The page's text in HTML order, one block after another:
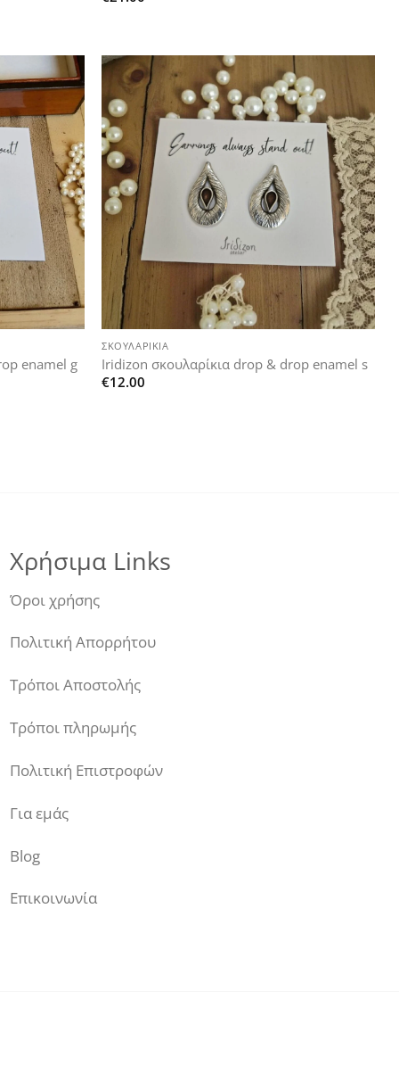
wishlist
enamel g
Add to
wishlist
ΣΚΟΥΛΑΡΊΚΙΑ
Iridizon σκουλαρίκια drop & drop enamel s
€12.00
Χρήσιμα Links
Όροι χρήσης
Πολιτική Απορρήτου
Τρόποι Αποστολής
Τρόποι πληρωμής
Πολιτική Επιστροφών
Για εμάς
Blog
Επικοινωνία